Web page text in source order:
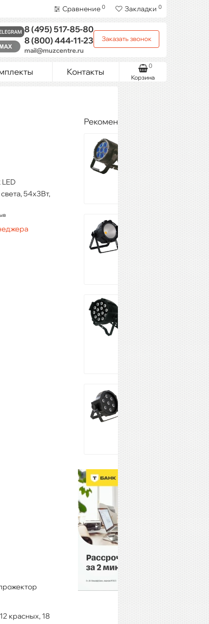
Сравнение 0 Закладки 0
8 (495)517-85-80
8 (800)444-11-23
mail@muzcentre.ru
Заказать звонок
Контакты
Корзина
0
54х3Вт,
красных, 18
Рекомендуемые товары